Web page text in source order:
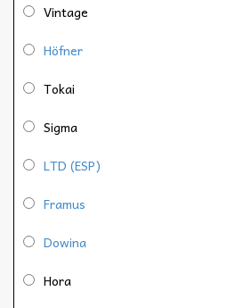
Vintage
Höfner
Tokai
Sigma
LTD (ESP)
Framus
Dowina
Hora